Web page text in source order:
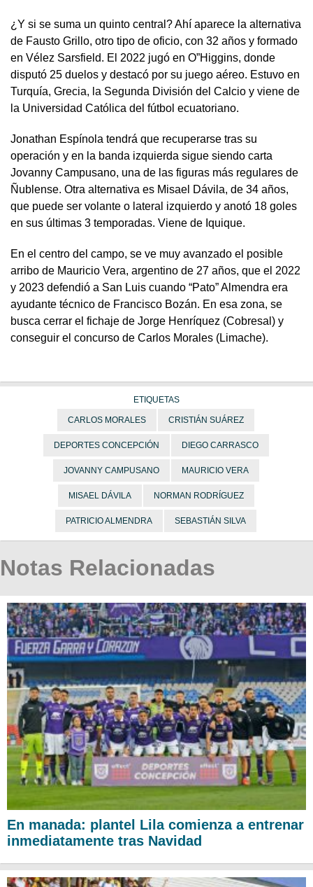
¿Y si se suma un quinto central? Ahí aparece la alternativa
de Fausto Grillo, otro tipo de oficio, con 32 años y formado
en Vélez Sarsfield. El 2022 jugó en O”Higgins, donde
disputó 25 duelos y destacó por su juego aéreo. Estuvo en
Turquía, Grecia, la Segunda División del Calcio y viene de
la Universidad Católica del fútbol ecuatoriano.
Jonathan Espínola tendrá que recuperarse tras su
operación y en la banda izquierda sigue siendo carta
Jovanny Campusano, una de las figuras más regulares de
Ñublense. Otra alternativa es Misael Dávila, de 34 años,
que puede ser volante o lateral izquierdo y anotó 18 goles
en sus últimas 3 temporadas. Viene de Iquique.
En el centro del campo, se ve muy avanzado el posible
arribo de Mauricio Vera, argentino de 27 años, que el 2022
y 2023 defendió a San Luis cuando “Pato” Almendra era
ayudante técnico de Francisco Bozán. En esa zona, se
busca cerrar el fichaje de Jorge Henríquez (Cobresal) y
conseguir el concurso de Carlos Morales (Limache).
ETIQUETAS
CARLOS MORALES CRISTIÁN SUÁREZ
DEPORTES CONCEPCIÓN DIEGO CARRASCO
JOVANNY CAMPUSANO MAURICIO VERA
MISAEL DÁVILA NORMAN RODRÍGUEZ
PATRICIO ALMENDRA SEBASTIÁN SILVA
Notas Relacionadas
En manada: plantel Lila comienza a entrenar
inmediatamente tras Navidad